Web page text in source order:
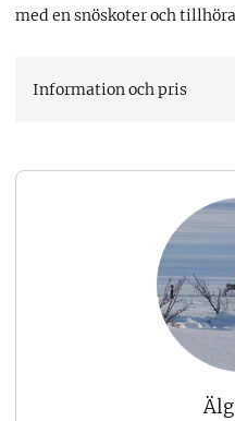
med en snöskoter och
Information och pris